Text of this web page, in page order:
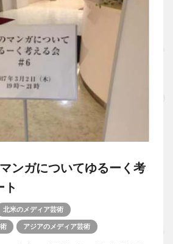
ンガについてゆるーく考
ト
北米のメディア芸術
アジアのメディア芸術